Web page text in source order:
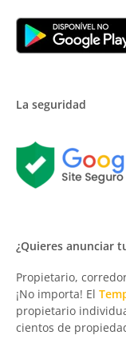
La seguridad
¿Quieres anunciar
Propietario,
¡No importa! El
propietario
cientos de